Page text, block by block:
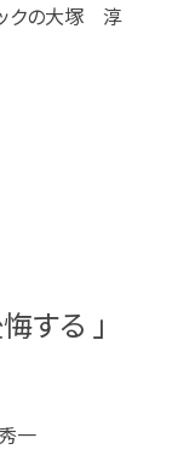
クの大塚 淳
る 」